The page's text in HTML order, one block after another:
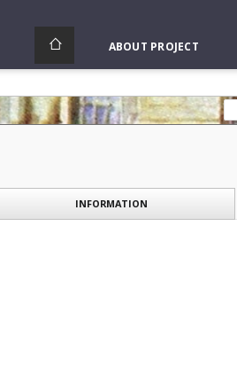
ABOUT PROJECT
INFORMATION